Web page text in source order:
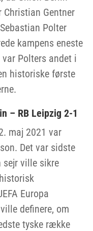
Gentner
Polter
kampens eneste
Polters andet i
historiske første
– RB Leipzig 2-1
maj 2021 var
Det var sidste
sejr ville sikre
Europa
definere, om
tyske række